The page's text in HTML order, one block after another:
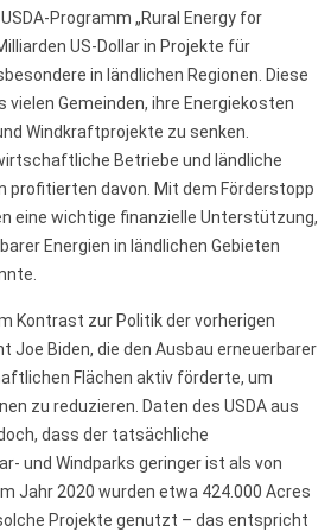
Programm „Rural Energy for
US-Dollar in Projekte für
in ländlichen Regionen. Diese
vielen Gemeinden, ihre Energiekosten
Windkraftprojekte zu senken.
Betriebe und ländliche
davon. Mit dem Förderstopp
eine wichtige finanzielle Unterstützung,
Energien in ländlichen Gebieten
Kontrast zur Politik der vorherigen
Joe Biden, die den Ausbau erneuerbarer
Flächen aktiv förderte, um
zu reduzieren. Daten des USDA aus
dass der tatsächliche
und Windparks geringer ist als von
Jahr 2020 wurden etwa 424.000 Acres
Projekte genutzt – das entspricht